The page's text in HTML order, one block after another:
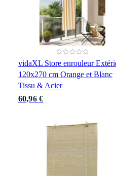
vidaXL Store enrouleur
120x270 cm Orange et Blanc
Tissu & Acier
60,96 €